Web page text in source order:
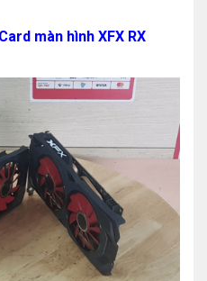
màn hình XFX RX